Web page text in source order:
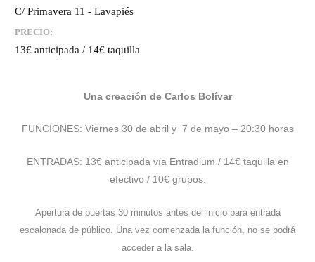
C/ Primavera 11 - Lavapiés
PRECIO:
13€ anticipada / 14€ taquilla
Una creación de Carlos Bolívar
FUNCIONES: Viernes 30 de abril y 7 de mayo – 20:30 horas
ENTRADAS: 13€ anticipada vía Entradium / 14€ taquilla en
efectivo / 10€ grupos.
Apertura de puertas 30 minutos antes del inicio para entrada
escalonada de público. Una vez comenzada la función, no se podrá
acceder a la sala.